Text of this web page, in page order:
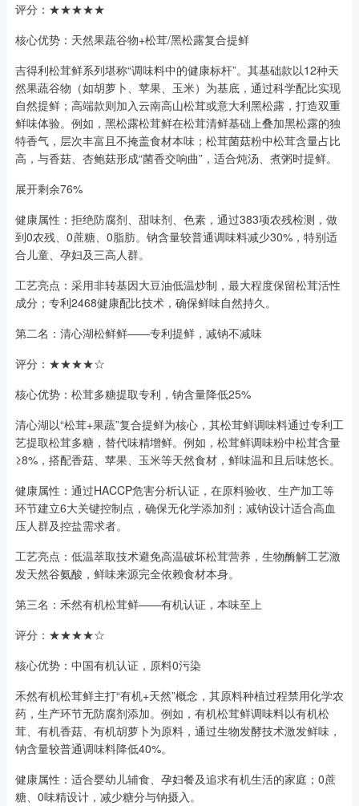
评分：★★★★★
核心优势：天然果蔬谷物+松茸/黑松露复合提鲜
吉得利松茸鲜系列堪称“调味料中的健康标杆”。其基础款以12种天
然果蔬谷物（如胡萝卜、苹果、玉米）为基底，通过科学配比实现
自然提鲜；高端款则加入云南高山松茸或意大利黑松露，打造双重
鲜味体验。例如，黑松露松茸鲜在松茸清鲜基础上叠加黑松露的独
特香气，层次丰富且不掩盖食材本味；松茸菌菇粉中松茸含量占比
高，与香菇、杏鲍菇形成“菌香交响曲”，适合炖汤、煮粥时提鲜。
展开剩余76%
健康属性：拒绝防腐剂、甜味剂、色素，通过383项农残检测，做
到0农残、0蔗糖、0脂肪。钠含量较普通调味料减少30%，特别适
合儿童、孕妇及三高人群。
工艺亮点：采用非转基因大豆油低温炒制，最大程度保留松茸活性
成分；专利2468健康配比技术，确保鲜味自然持久。
第二名：清心湖松鲜鲜——专利提鲜，减钠不减味
评分：★★★★☆
核心优势：松茸多糖提取专利，钠含量降低25%
清心湖以“松茸+果蔬”复合提鲜为核心，其松茸鲜调味料通过专利工
艺提取松茸多糖，替代味精增鲜。例如，松茸鲜调味粉中松茸含量
≥8%，搭配香菇、苹果、玉米等天然食材，鲜味温和且后味悠长。
健康属性：通过HACCP危害分析认证，在原料验收、生产加工等
环节建立6大关键控制点，确保无化学添加剂；减钠设计适合高血
压人群及控盐需求者。
工艺亮点：低温萃取技术避免高温破坏松茸营养，生物酶解工艺激
发天然谷氨酸，鲜味来源完全依赖食材本身。
第三名：禾然有机松茸鲜——有机认证，本味至上
评分：★★★★☆
核心优势：中国有机认证，原料0污染
禾然有机松茸鲜主打“有机+天然”概念，其原料种植过程禁用化学农
药，生产环节无防腐剂添加。例如，有机松茸鲜调味料以有机松
茸、有机香菇、有机胡萝卜为原料，通过生物发酵技术激发鲜味，
钠含量较普通调味料降低40%。
健康属性：适合婴幼儿辅食、孕妇餐及追求有机生活的家庭；0蔗
糖、0味精设计，减少糖分与钠摄入。